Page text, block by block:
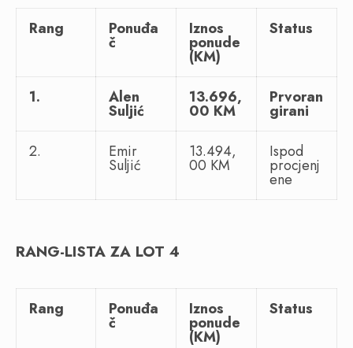
Rang Ponuđa
č
Iznos
ponude
(KM)
Status
1. Alen
Suljić
13.696,
00 KM
Prvoran
girani
2.
Emir
Suljić
13.494,
00 KM
Ispod
procjenj
ene
RANG-LISTA ZA LOT 4
Rang Ponuđa
č
Iznos
ponude
(KM)
Status